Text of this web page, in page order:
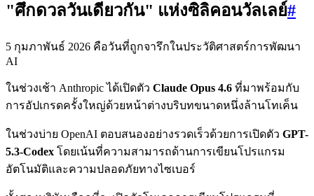
"ศึกดวลวันเดียวกัน" แห่งซิลิคอนวัลเลย์#
5 กุมภาพันธ์ 2026 คือวันที่ถูกจารึกในประวัติศาสตร์การพัฒนา
AI
ในช่วงเช้า Anthropic ได้เปิดตัว Claude Opus 4.6 ที่มาพร้อมกับ
การอัปเกรดครั้งใหญ่ด้วยหน้าต่างบริบทขนาดหนึ่งล้านโทเค็น
ในช่วงบ่าย OpenAI ตอบสนองอย่างรวดเร็วด้วยการเปิดตัว GPT-
5.3-Codex โดยเน้นที่ความสามารถด้านการเขียนโปรแกรม
อัตโนมัติและความปลอดภัยทางไซเบอร์